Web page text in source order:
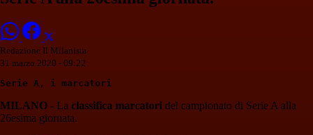
Redazione Il Milanista
31 marzo 2020 - 09:22
Serie A, i marcatori
MILANO - La classifica marcatori del campionato di Serie A alla
26esima giornata.